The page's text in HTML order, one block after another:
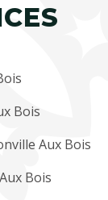
Bois
Aux Bois
Bois